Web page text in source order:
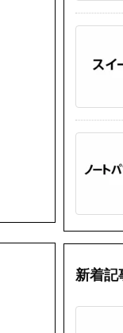
新着記